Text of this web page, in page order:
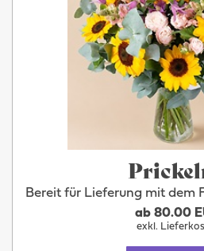
Bereit für Lieferung mit dem
ab 80.00
exkl.